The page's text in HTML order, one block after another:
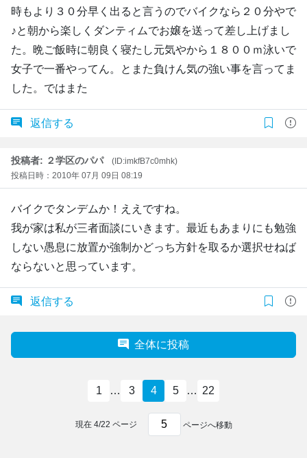
時もより３０分早く出ると言うのでバイクなら２０分やで
♪と朝から楽しくダンティムでお嬢を送って差し上げまし
た。晩ご飯時に朝良く寝たし元気やから１８００ｍ泳いで
女子で一番やってん。とまた負けん気の強い事を言ってま
した。ではまた
返信する
投稿者: ２学区のパパ
(ID:imkfB7c0mhk)
投稿日時：2010年 07月 09日 08:19
バイクでタンデムか！ええですね。
我が家は私が三者面談にいきます。最近もあまりにも勉強
しない愚息に放置か強制かどっち方針を取るか選択せねば
ならないと思っています。
返信する
全体に投稿
1 … 3 4 5 … 22
現在 4/22 ページ ページへ移動